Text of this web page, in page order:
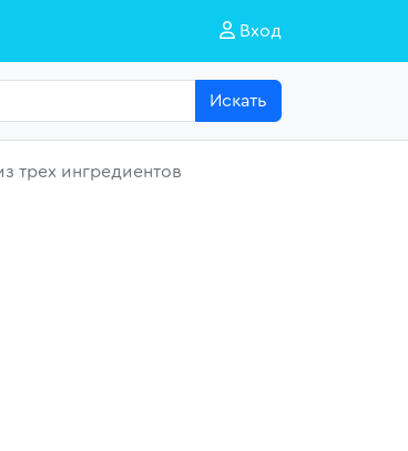
Вход
Искать
трех ингредиентов